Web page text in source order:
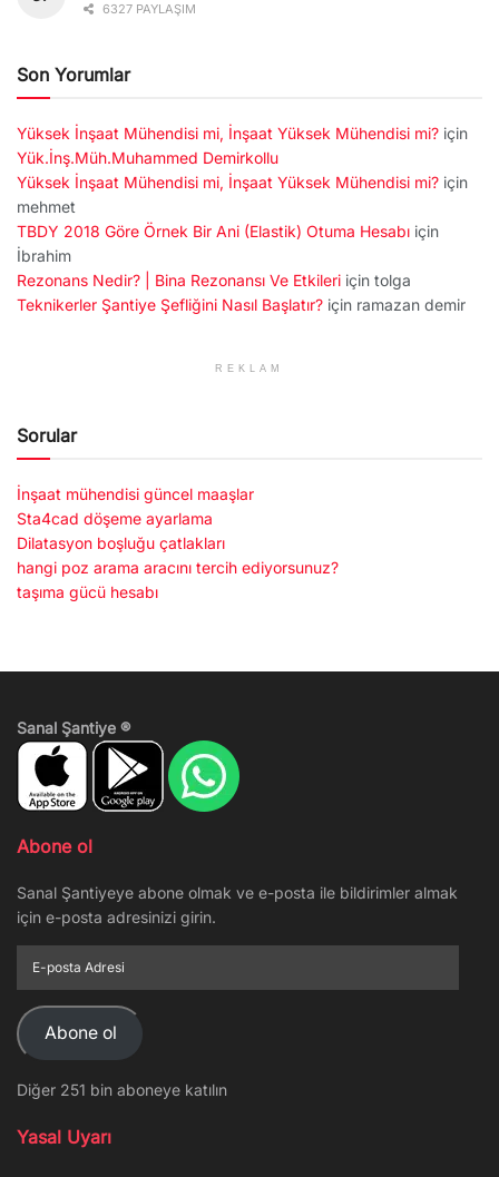
6327 PAYLAŞIM
Son Yorumlar
Yüksek İnşaat Mühendisi mi, İnşaat Yüksek Mühendisi mi? için
Yük.İnş.Müh.Muhammed Demirkollu
Yüksek İnşaat Mühendisi mi, İnşaat Yüksek Mühendisi mi? için
mehmet
TBDY 2018 Göre Örnek Bir Ani (Elastik) Otuma Hesabı için
İbrahim
Rezonans Nedir? | Bina Rezonansı Ve Etkileri için tolga
Teknikerler Şantiye Şefliğini Nasıl Başlatır? için ramazan demir
REKLAM
Sorular
İnşaat mühendisi güncel maaşlar
Sta4cad döşeme ayarlama
Dilatasyon boşluğu çatlakları
hangi poz arama aracını tercih ediyorsunuz?
taşıma gücü hesabı
Sanal Şantiye ®
Abone ol
Sanal Şantiyeye abone olmak ve e-posta ile bildirimler almak
için e-posta adresinizi girin.
posta
Adresi
Abone ol
Diğer 251 bin aboneye katılın
Yasal Uyarı